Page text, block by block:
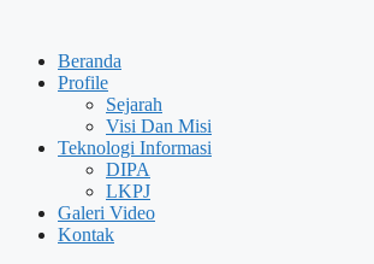
contentBeranda
Profile
Sejarah
Visi Dan Misi
Teknologi Informasi
DIPA
LKPJ
Galeri Video
Kontak